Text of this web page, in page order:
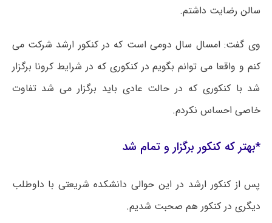
سالن رضایت داشتم.
وی گفت: امسال سال دومی است که در کنکور ارشد شرکت می
کنم و واقعا می توانم بگویم در کنکوری که در شرایط کرونا برگزار
شد با کنکوری که در حالت عادی باید برگزار می شد تفاوت
خاصی احساس نکردم.
*بهتر که کنکور برگزار و تمام شد
پس از کنکور ارشد در این حوالی دانشکده شریعتی با داوطلب
دیگری در کنکور هم صحبت شدیم.